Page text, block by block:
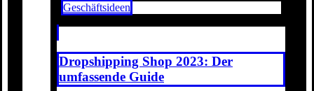
Geschäftsideen
Dropshipping Shop 2023: Der
umfassende Guide